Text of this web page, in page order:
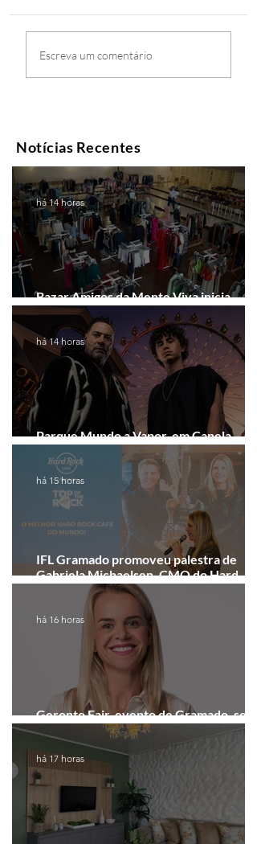
Escreva um comentário
Notícias Recentes
Bazar Amigos da Mente Viva inicia
arrecadação em Gramado e Canela
há 14 horas
Parque Mundo a Vapor, em Canela,
recebe festival eletrônico em agosto
há 14 horas
IFL Gramado promoveu palestra de
Gabriela Michaelsen, CMO do Hard
Rock Cafe Gramado
há 15 horas
Geronto Fair, evento de Gramado, será
realizada em formato digital
há 16 horas
há 17 horas